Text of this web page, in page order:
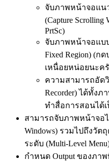
จับภาพหน้าจอแน
(Capture
PrtSc)
จับภาพหน้าจอแบ
Fixed Region) (ก
เหนื่อยหน่อยนะค
ความสามารถอัด
Recorder) ได้ทั้งภ
ทำสื่อการสอนได้
สามารถจับภาพหน้าจอ
Windows) รวมไปถึงวั
ระดับ (Multi-Level
กำหนด Output ของภา